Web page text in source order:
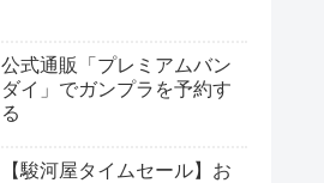
公式通販「プレミアムバン
ダイ」でガンプラを予約す
る
【駿河屋タイムセール】お